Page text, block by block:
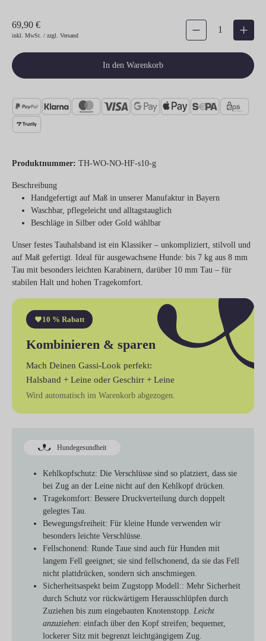
69,90 €
inkl. MwSt. / zzgl. Versand
Produkt Anzahl: Gib den
In den Warenkorb
Produktnummer: TH-WO-NO-HF-s10-g
Beschreibung
Handgefertigt auf Maß in unserer Manufaktur in Bayern
Waschbar, pflegeleicht und alltagstauglich
Beschläge in Silber oder Gold wählbar
Unser festes Tauhalsband ist ein Klassiker – unkompliziert, stilvoll und
auf Maß gefertigt. Ideal für ausgewachsene Hunde: bis 7 kg aus 8 mm
Tau mit besonders leichten Karabinern, darüber 10 mm Tau – für
stabilen Halt und hohen Tragekomfort.
10 % Rabatt
Kombinieren & sparen
Mach Deinen Gassi-Look perfekt:
Halsband + Leine oder Geschirr + Leine
Wird automatisch im Warenkorb abgezogen.
Hundegesundheit
Kehlkopfschutz: Die Verschlüsse sind so platziert, dass sie
bei Zug an der Leine nicht auf den Kehlkopf drücken.
Tragekomfort: Bessere Druckverteilung durch doppelt
gelegtes Tau.
Bewegungsfreiheit: Für kleine Hunde verwenden wir
besonders leichte Verschlüsse.
Fellschonend: Runde Taue sind auch für Hunden mit
langem Fell geeignet; sie sind fellschonend, da sie das Fell
nicht plattdrücken, sondern sich anschmiegen.
Sicherheitsaspekt beim Zugstopp Modell:: Mehr Sicherheit
durch Schutz vor rückwärtigem Herausschlüpfen durch
Zuziehen bis zum eingebauten Knotenstopp. Leicht
anzuziehen: einfach über den Kopf streifen; bequemer,
lockerer Sitz mit begrenzt leichtgängigem Zug.